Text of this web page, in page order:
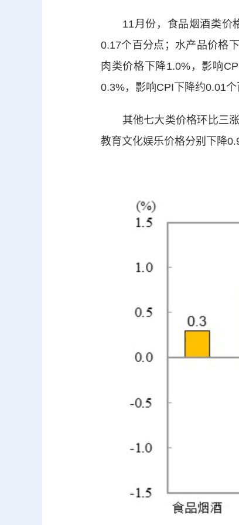
11月份，食品烟酒类价格
0.17个百分点；水产品价格
肉类价格下降1.0%，影响
0.3%，影响CPI下降约0.01个
其他七大类价格环比三涨
教育文化娱乐价格分别下降